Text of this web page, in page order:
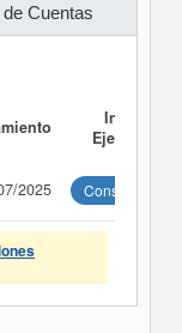
Cuentas
Informe
Ejecutivo
2025 Consultar